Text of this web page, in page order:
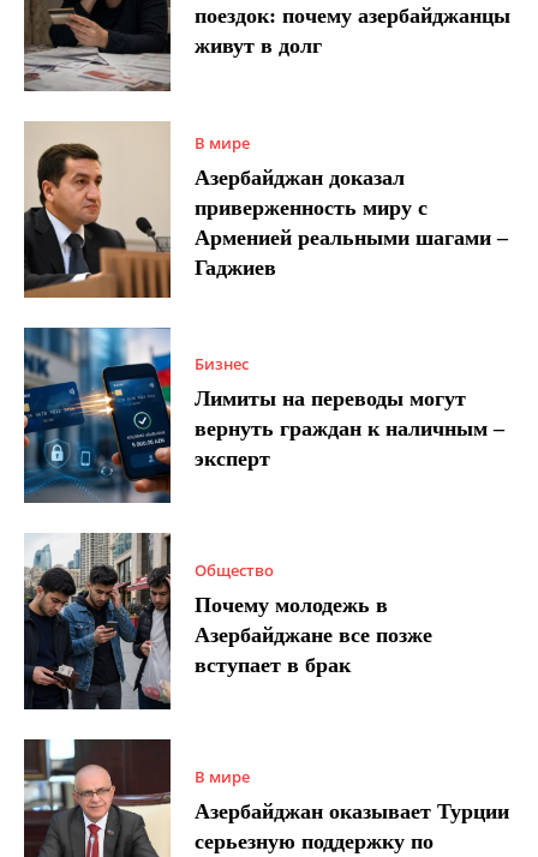
поездок: почему азербайджанцы
живут в долг
В мире
Азербайджан доказал
приверженность миру с
Арменией реальными шагами –
Гаджиев
Бизнес
Лимиты на переводы могут
вернуть граждан к наличным –
эксперт
Общество
Почему молодежь в
Азербайджане все позже
вступает в брак
В мире
Азербайджан оказывает Турции
серьезную поддержку по